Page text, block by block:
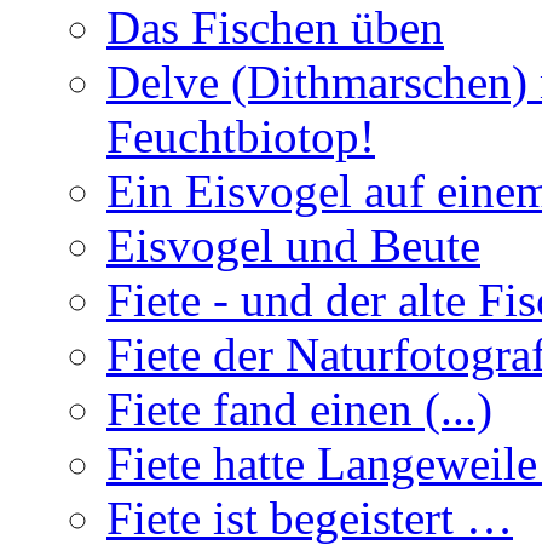
Das Fischen üben
Delve
Feuchtbiotop!
Ein Eisvogel auf
Eisvogel und Beute
Fiete - und der alte
Fiete der
Fiete fand einen (...)
Fiete hatte
Fiete ist begeistert …